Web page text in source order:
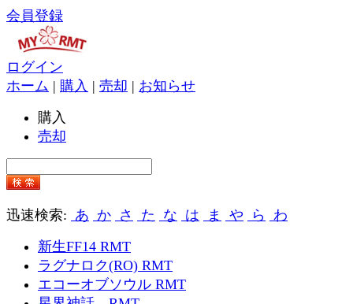
会員登録
ログイン
ホーム | 購入 | 売却 | お知らせ
購入
売却
迅速検索: あ か さ た な は ま や ら わ
新生FF14 RMT
ラグナロク(RO) RMT
エコーオブソウル RMT